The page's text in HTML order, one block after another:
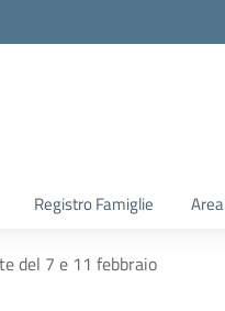
Registro Famiglie
del 7 e 11 febbraio